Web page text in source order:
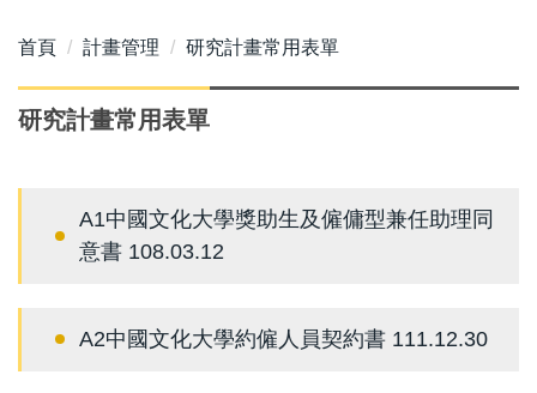
首頁 計畫管理 研究計畫常用表單
研究計畫常用表單
A1中國文化大學獎助生及僱傭型兼任助理同
意書 108.03.12
A2中國文化大學約僱人員契約書 111.12.30